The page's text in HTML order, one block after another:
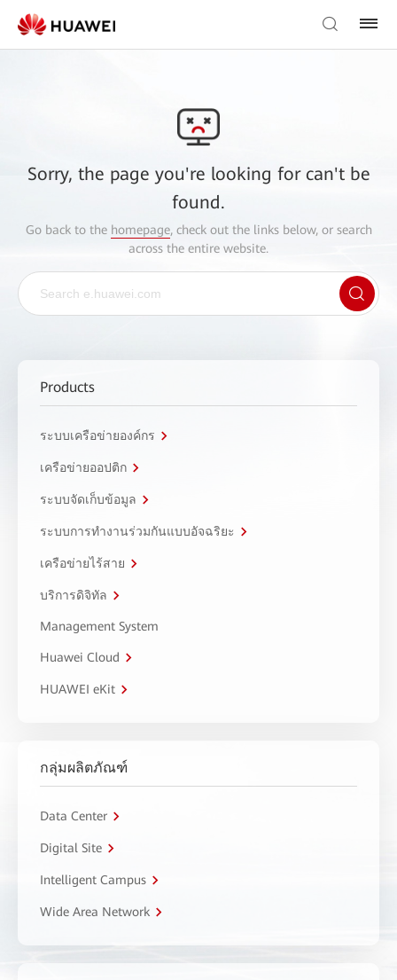
Sorry, the page you're looking for can't be
found.
Go back to the homepage, check out the links below, or search
across the entire website.
Products
ระบบเครือข่ายองค์กร
เครือข่ายออปติก
ระบบจัดเก็บข้อมูล
ระบบการทำงานร่วมกันแบบอัจฉริยะ
เครือข่ายไร้สาย
บริการดิจิทัล
Management System
Huawei Cloud
HUAWEI eKit
กลุ่มผลิตภัณฑ์
Data Center
Digital Site
Intelligent Campus
Wide Area Network